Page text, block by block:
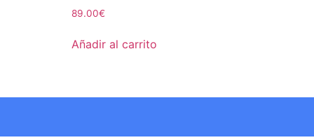
Valorado con
5.00
89.00€
Añadir al carrito